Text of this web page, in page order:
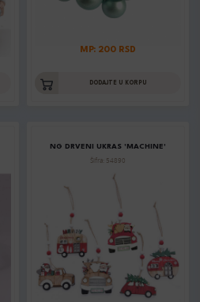
MP: 200 RSD
DODAJTE U KORPU
NG DRVENI UKRAS 'MACHINE'
Šifra: 54890